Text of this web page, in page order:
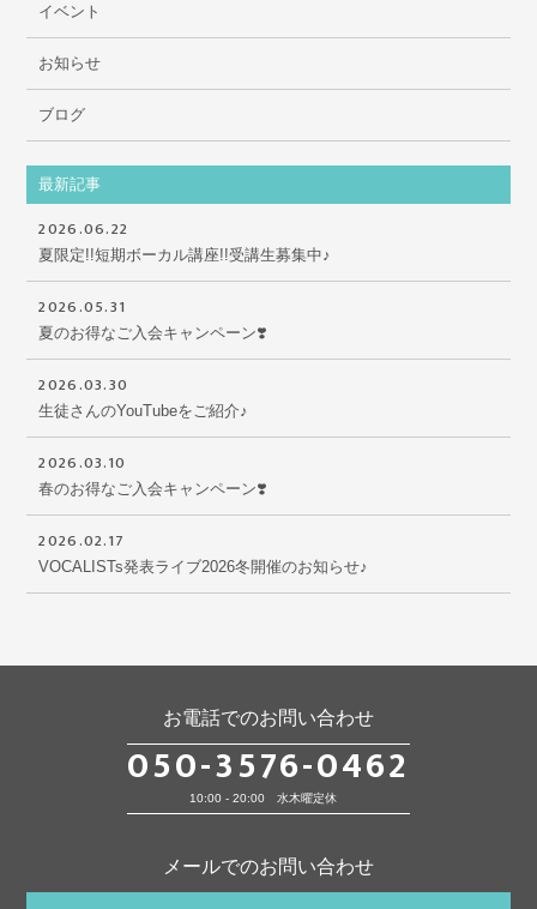
イベント
お知らせ
ブログ
最新記事
2026.06.22
夏限定!!短期ボーカル講座!!受講生募集中♪
2026.05.31
夏のお得なご入会キャンペーン❣️
2026.03.30
生徒さんのYouTubeをご紹介♪
2026.03.10
春のお得なご入会キャンペーン❣️
2026.02.17
VOCALISTs発表ライブ2026冬開催のお知らせ♪
お電話でのお問い合わせ
050-3576-0462
10:00 - 20:00 水木曜定休
メールでのお問い合わせ